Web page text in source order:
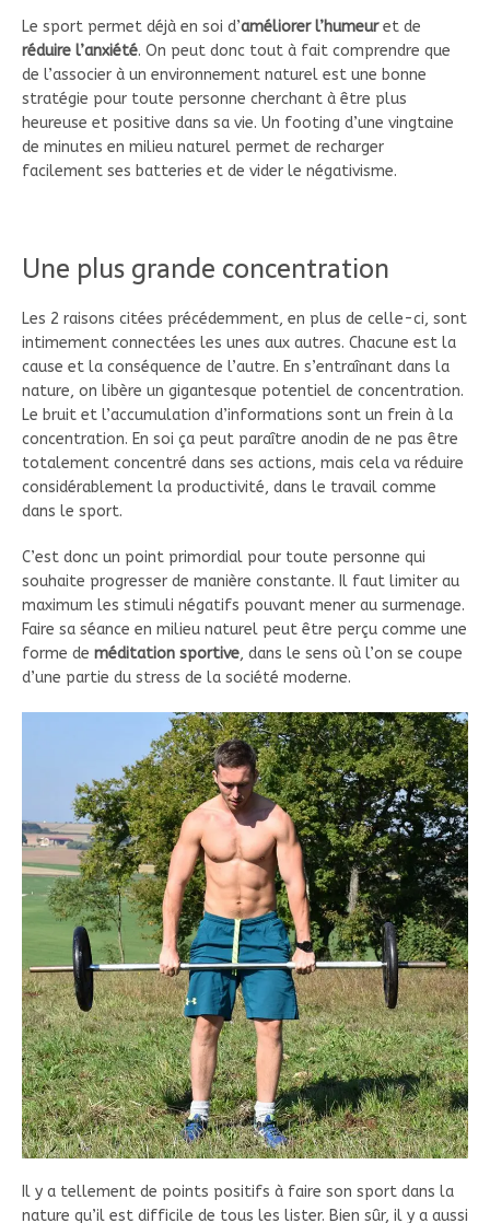
Le sport permet déjà en soi d’améliorer l’humeuret de
réduire l’anxiété. On peut donc tout à fait comprendre que
de l’associer à un environnement naturel est une bonne
stratégie pour toute personne cherchant à être plus
heureuse et positive dans sa vie. Un footing d’une vingtaine
de minutes en milieu naturel permet de recharger
facilement ses batteries et de vider le négativisme.
Une plus grande concentration
Les 2 raisons citées précédemment, en plus de celle-ci, sont
intimement connectées les unes aux autres. Chacune est la
cause et la conséquence de l’autre. En s’entraînant dans la
nature, on libère un gigantesque potentiel de concentration.
Le bruit et l’accumulation d’informations sont un frein à la
concentration. En soi ça peut paraître anodin de ne pas être
totalement concentré dans ses actions, mais cela va réduire
considérablement la productivité, dans le travail comme
dans le sport.
C’est donc un point primordial pour toute personne qui
souhaite progresser de manière constante. Il faut limiter au
maximum les stimuli négatifs pouvant mener au surmenage.
Faire sa séance en milieu naturel peut être perçu comme une
forme de méditation sportive, dans le sens où l’on se coupe
d’une partie du stress de la société moderne.
Il y a tellement de points positifs à faire son sport dans la
nature qu’il est difficile de tous les lister. Bien sûr, il y a aussi